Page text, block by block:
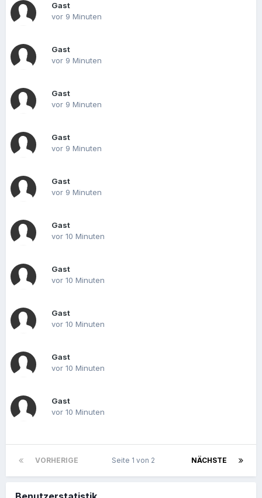
Gast
vor 9 Minuten
Gast
vor 9 Minuten
Gast
vor 9 Minuten
Gast
vor 9 Minuten
Gast
vor 9 Minuten
Gast
vor 10 Minuten
Gast
vor 10 Minuten
Gast
vor 10 Minuten
Gast
vor 10 Minuten
Gast
vor 10 Minuten
VORHERIGE NÄCHSTE
Seite 1 von 2